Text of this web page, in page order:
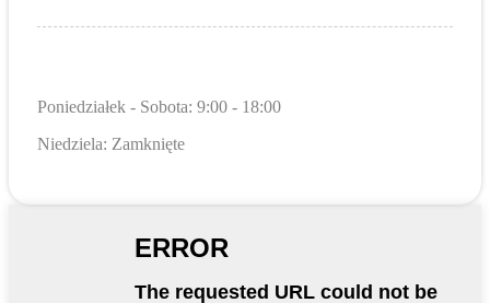
Poniedziałek - Sobota: 9:00 - 18:00
Niedziela: Zamknięte